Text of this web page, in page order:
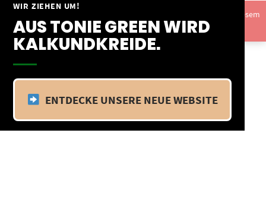
WIR ZIEHEN UM!
AUS TONIE GREEN WIRD
KALKUNDKREIDE.
ENTDECKE UNSERE NEUE WEBSITE
Springe
Inhalt
Vom 09.04.25 - 20.04.25 befinden wir uns im Betriebsurlaub. In diesem
Zeitraum findet kein Versand statt.Ausblenden